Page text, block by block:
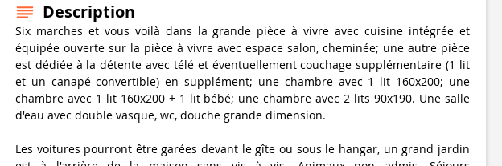
Description
Six marches et vous voilà dans la grande pièce à vivre avec cuisine intégrée et
équipée ouverte sur la pièce à vivre avec espace salon, cheminée; une autre pièce
est dédiée à la détente avec télé et éventuellement couchage supplémentaire (1 lit
et un canapé convertible) en supplément; une chambre avec 1 lit 160x200; une
chambre avec 1 lit 160x200 + 1 lit bébé; une chambre avec 2 lits 90x190. Une salle
d'eau avec double vasque, wc, douche grande dimension.
Les voitures pourront être garées devant le gîte ou sous le hangar, un grand jardin